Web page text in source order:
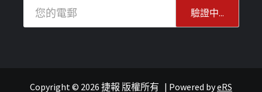
Copyright © 2026 捷報 版權所有 | Powered byeRS